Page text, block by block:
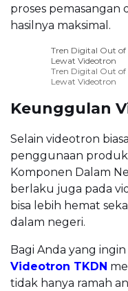
proses pemasangan
hasilnya maksimal.
Tren Digital Out of
Lewat Videotron
Tren Digital Out of
Lewat Videotron
Keunggulan
Selain videotron
penggunaan
Komponen Dalam
berlaku juga pada
bisa lebih hemat
dalam negeri.
Bagi Anda yang
Videotron TKDN
tidak hanya ramah